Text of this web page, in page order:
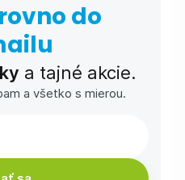
do
a tajné akcie.
a všetko s mierou.